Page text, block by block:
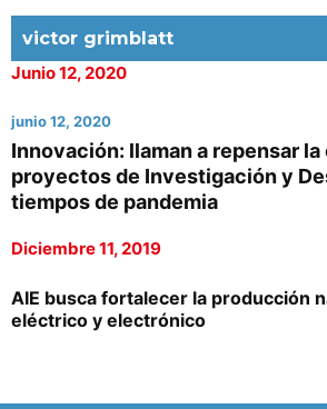
victor grimblatt
Junio 12, 2020
junio 12, 2020
Innovación: llaman a repensar
proyectos de Investigación y
tiempos de pandemia
Diciembre 11, 2019
AIE busca fortalecer la producción
eléctrico y electrónico